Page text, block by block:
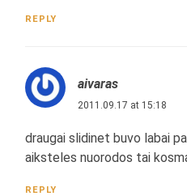
REPLY
aivaras
2011.09.17 at 15:18
draugai slidinet buvo labai
aiksteles nuorodos tai
REPLY